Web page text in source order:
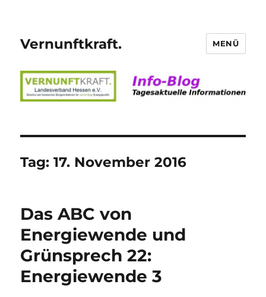
Vernunftkraft. MENÜ
Tag:17. November 2016
Das ABC von
Energiewende und
Grünsprech 22:
Energiewende 3